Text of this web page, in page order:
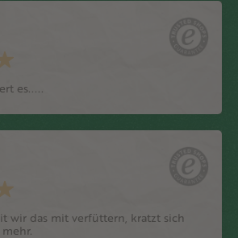
es.....
wir das mit verfüttern, kratzt sich